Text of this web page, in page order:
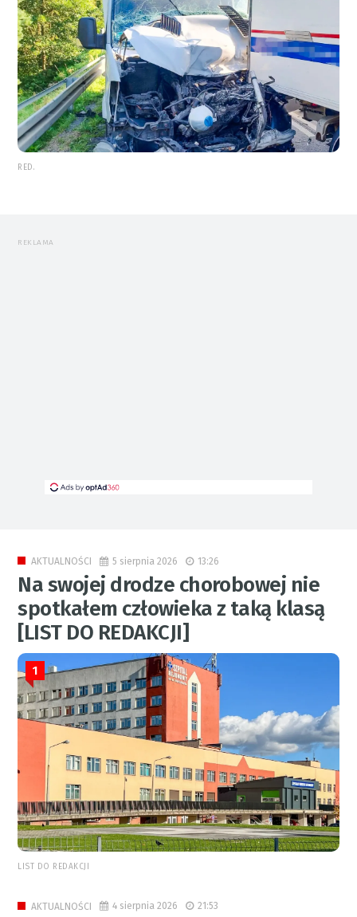
RED.
REKLAMA
AKTUALNOŚCI 5 sierpnia 2026 13:26
Na swojej drodze chorobowej nie
spotkałem człowieka z taką klasą
[LIST DO REDAKCJI]
1
LIST DO REDAKCJI
AKTUALNOŚCI 4 sierpnia 2026 21:53